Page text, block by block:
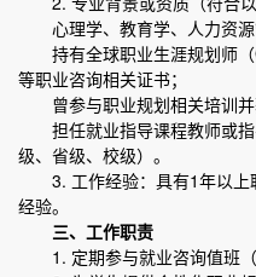
心理学、教育学、人力资
持有全球职业生涯规划师
等职业咨询相关证书；
曾参与职业规划相关培训并
担任就业指导课程教师或
级、省级、校级）。
3. 工作经验：具有1年以
经验。
三、工作职责
1. 定期参与就业咨询值班